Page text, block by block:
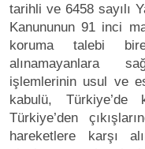
tarihli ve 6458 sayılı
Kanununun 91 inci
koruma talebi
alınamayanlara
işlemlerinin usul ve
kabulü, Türkiye’de
Türkiye’den
hareketlere karşı